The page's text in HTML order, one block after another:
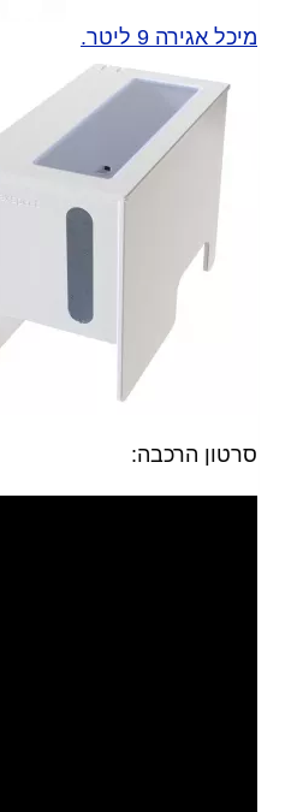
מיכל אגירה 9 ליטר.
סרטון הרכבה: